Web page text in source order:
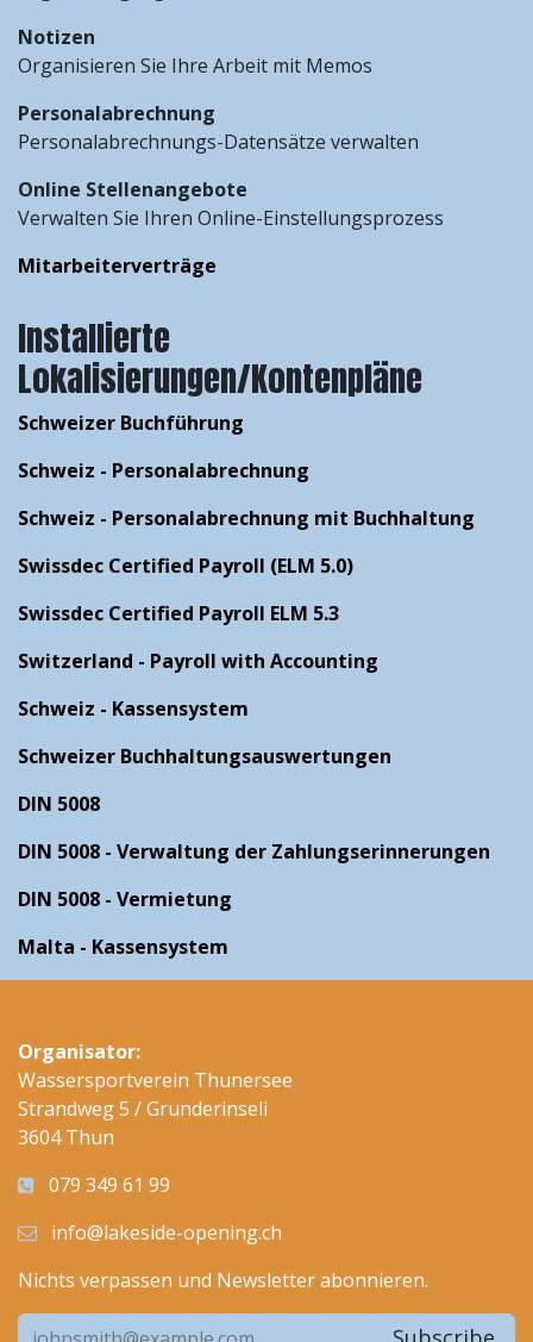
Notizen
Organisieren Sie Ihre Arbeit mit Memos
Personalabrechnung
Personalabrechnungs-Datensätze verwalten
Online Stellenangebote
Verwalten Sie Ihren Online-Einstellungsprozess
Mitarbeiterverträge
Installierte
Lokalisierungen/Kontenpläne
Schweizer Buchführung
Schweiz - Personalabrechnung
Schweiz - Personalabrechnung mit Buchhaltung
Swissdec Certified Payroll (ELM 5.0)
Swissdec Certified Payroll ELM 5.3
Switzerland - Payroll with Accounting
Schweiz - Kassensystem
Schweizer Buchhaltungsauswertungen
DIN 5008
DIN 5008 - Verwaltung der Zahlungserinnerungen
DIN 5008 - Vermietung
Malta - Kassensystem
Organisator:
Wassersportverein Thunersee
Strandweg 5 / Grunderinseli
3604 Thun
079 349 61 99
info@lakeside-opening.ch
Nichts verpassen und Newsletter abonnieren.